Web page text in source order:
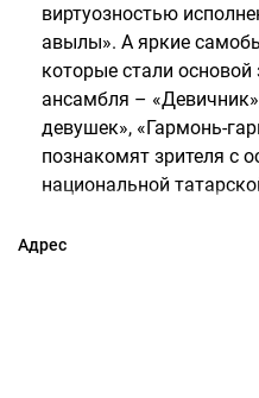
виртуозностью
авылы». А яркие
которые стали
ансамбля –
девушек», «Гармонь-
познакомят зрителя с
национальной
Адрес